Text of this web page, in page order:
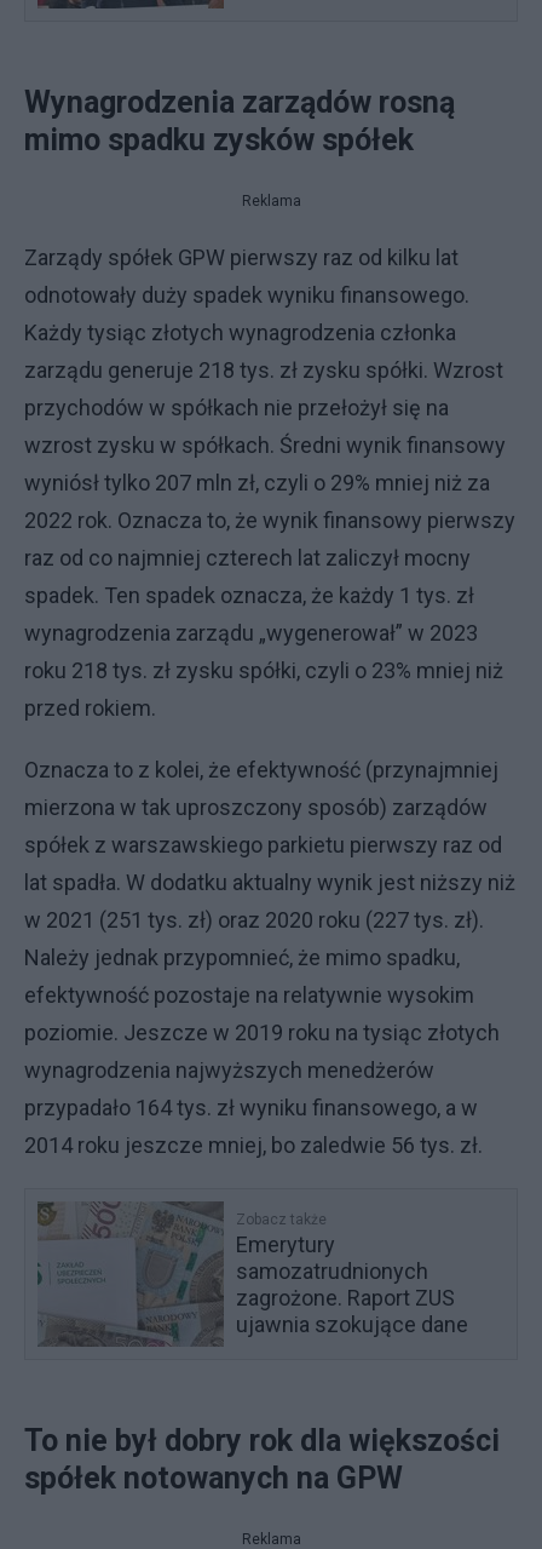
Wynagrodzenia zarządów rosną
mimo spadku zysków spółek
Reklama
Zarządy spółek GPW pierwszy raz od kilku lat
odnotowały duży spadek wyniku finansowego.
Każdy tysiąc złotych wynagrodzenia członka
zarządu generuje 218 tys. zł zysku spółki. Wzrost
przychodów w spółkach nie przełożył się na
wzrost zysku w spółkach. Średni wynik finansowy
wyniósł tylko 207 mln zł, czyli o 29% mniej niż za
2022 rok. Oznacza to, że wynik finansowy pierwszy
raz od co najmniej czterech lat zaliczył mocny
spadek. Ten spadek oznacza, że każdy 1 tys. zł
wynagrodzenia zarządu „wygenerował” w 2023
roku 218 tys. zł zysku spółki, czyli o 23% mniej niż
przed rokiem.
Oznacza to z kolei, że efektywność (przynajmniej
mierzona w tak uproszczony sposób) zarządów
spółek z warszawskiego parkietu pierwszy raz od
lat spadła. W dodatku aktualny wynik jest niższy niż
w 2021 (251 tys. zł) oraz 2020 roku (227 tys. zł).
Należy jednak przypomnieć, że mimo spadku,
efektywność pozostaje na relatywnie wysokim
poziomie. Jeszcze w 2019 roku na tysiąc złotych
wynagrodzenia najwyższych menedżerów
przypadało 164 tys. zł wyniku finansowego, a w
2014 roku jeszcze mniej, bo zaledwie 56 tys. zł.
Zobacz także
Emerytury
samozatrudnionych
zagrożone. Raport ZUS
ujawnia szokujące dane
To nie był dobry rok dla większości
spółek notowanych na GPW
Reklama